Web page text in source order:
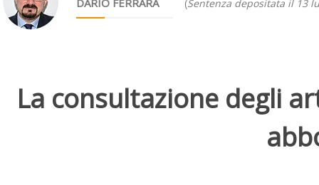
(Sentenza depositata il 13
La consultazione degli